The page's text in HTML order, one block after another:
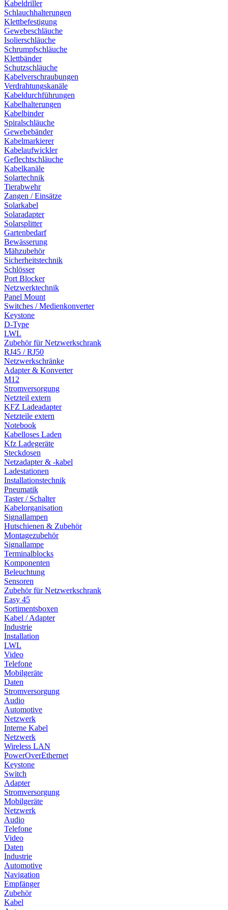
Kabeldriller
Schlauchhalterungen
Klettbefestigung
Gewebeschläuche
Isolierschläuche
Schrumpfschläuche
Klettbänder
Schutzschläuche
Kabelverschraubungen
Verdrahtungskanäle
Kabeldurchführungen
Kabelhalterungen
Kabelbinder
Spiralschläuche
Gewebebänder
Kabelmarkierer
Kabelaufwickler
Geflechtschläuche
Kabelkanäle
Solartechnik
Tierabwehr
Zangen / Einsätze
Solarkabel
Solaradapter
Solarsplitter
Gartenbedarf
Bewässerung
Mähzubehör
Sicherheitstechnik
Schlösser
Port Blocker
Netzwerktechnik
Panel Mount
Switches / Medienkonverter
Keystone
D-Type
LWL
Zubehör für Netzwerkschrank
RJ45 / RJ50
Netzwerkschränke
Adapter & Konverter
M12
Stromversorgung
Netzteil extern
KFZ Ladeadapter
Netzteile extern
Notebook
Kabelloses Laden
Kfz Ladegeräte
Steckdosen
Netzadapter & -kabel
Ladestationen
Installationstechnik
Pneumatik
Taster / Schalter
Kabelorganisation
Signallampen
Hutschienen & Zubehör
Montagezubehör
Signallampe
Terminalblocks
Komponenten
Beleuchtung
Sensoren
Zubehör für Netzwerkschrank
Easy 45
Sortimentsboxen
Kabel / Adapter
Industrie
Installation
LWL
Video
Telefone
Mobilgeräte
Daten
Stromversorgung
Audio
Automotive
Netzwerk
Interne Kabel
Netzwerk
Wireless LAN
PowerOverEthernet
Keystone
Switch
Adapter
Stromversorgung
Mobilgeräte
Netzwerk
Audio
Telefone
Video
Daten
Industrie
Automotive
Navigation
Empfänger
Zubehör
Kabel